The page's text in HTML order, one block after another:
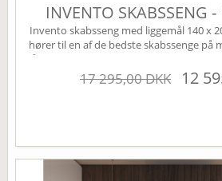
INVENTO SKABSSENG
Invento skabsseng med liggemål 140 x
hører til en af de bedste skabssenge på
på den perfekte Murphy bed. Sengen
højskabe, disse kan tilkøbes under
højre). Sengen har mange smarte
17 295,00 DKK 12